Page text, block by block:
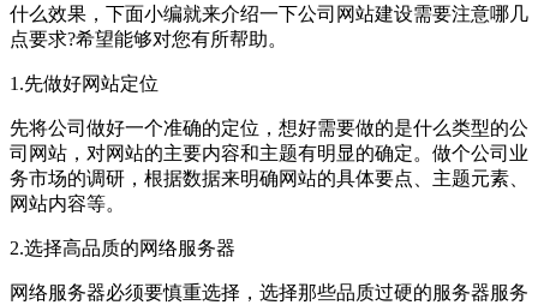
什么效果，下面小编就来介绍一下公司网站建设需要注意哪几
点要求?希望能够对您有所帮助。
1.先做好网站定位
先将公司做好一个准确的定位，想好需要做的是什么类型的公
司网站，对网站的主要内容和主题有明显的确定。做个公司业
务市场的调研，根据数据来明确网站的具体要点、主题元素、
网站内容等。
2.选择高品质的网络服务器
网络服务器必须要慎重选择，选择那些品质过硬的服务器服务